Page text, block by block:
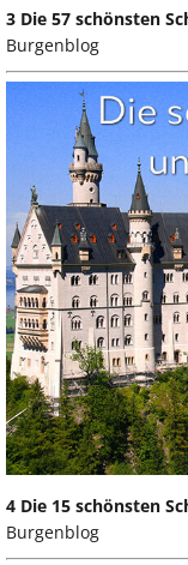
3 Die 57 schönsten
Burgenblog
4 Die 15 schönsten
Burgenblog